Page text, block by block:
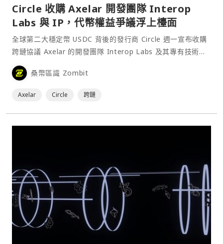
Circle 收購 Axelar 開發團隊 Interop
Labs 與 IP，代幣權益爭議浮上檯面
全球第二大穩定幣 USDC 背後的發行商 Circle 週一宣布收購
跨鏈協議 Axelar 的開發團隊 Interop Labs 及其專有技術，
以補強其跨鏈基礎設施戰略，加速實現其以 Arc 與 CCTP 為
核心、打造「無縫、可擴展互通性」的長期願景。⋯
桑幣區識 Zombit
Axelar Circle 跨鏈